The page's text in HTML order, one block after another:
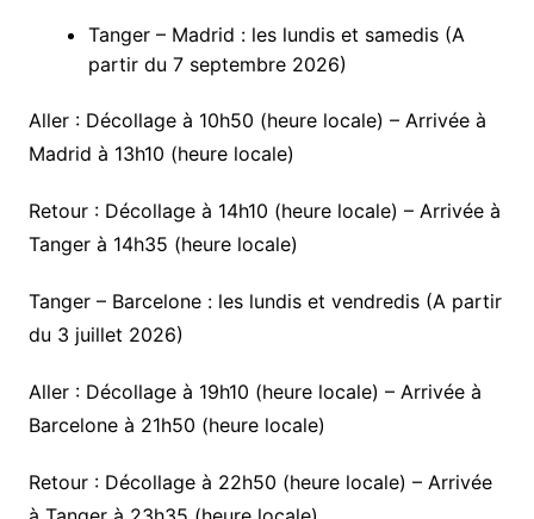
Tanger – Madrid : les lundis et samedis (A
partir du 7 septembre 2026)
Aller : Décollage à 10h50 (heure locale) – Arrivée à
Madrid à 13h10 (heure locale)
Retour : Décollage à 14h10 (heure locale) – Arrivée à
Tanger à 14h35 (heure locale)
Tanger – Barcelone : les lundis et vendredis (A partir
du 3 juillet 2026)
Aller : Décollage à 19h10 (heure locale) – Arrivée à
Barcelone à 21h50 (heure locale)
Retour : Décollage à 22h50 (heure locale) – Arrivée